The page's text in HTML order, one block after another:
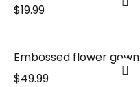
$19.99
Embossed flower gown
$49.99